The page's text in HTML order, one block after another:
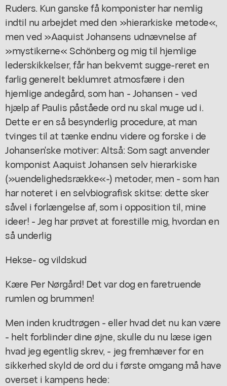
Ruders. Kun ganske få komponister har nemlig
indtil nu arbejdet med den »hierarkiske metode«,
men ved »Aaquist Johansens udnævnelse af
»mystikerne« Schönberg og mig til hjemlige
lederskikkelser, får han bekvemt sugge-reret en
farlig generelt beklumret atmosfære i den
hjemlige andegård, som han - Johansen - ved
hjælp af Paulis påståede ord nu skal muge ud i.
Dette er en så besynderlig procedure, at man
tvinges til at tænke endnu videre og forske i de
Johansen'ske motiver: Altså: Som sagt anvender
komponist Aaquist Johansen selv hierarkiske
(»uendelighedsrække«-) metoder, men - som han
har noteret i en selvbiografisk skitse: dette sker
såvel i forlængelse af, som i opposition til, mine
ideer! - Jeg har prøvet at forestille mig, hvordan en
så underlig
Hekse- og vildskud
Kære Per Nørgård! Det var dog en faretruende
rumlen og brummen!
Men inden krudtrøgen - eller hvad det nu kan være
- helt forblinder dine øjne, skulle du nu læse igen
hvad jeg egentlig skrev, - jeg fremhæver for en
sikkerhed skyld de ord du i første omgang må have
overset i kampens hede: